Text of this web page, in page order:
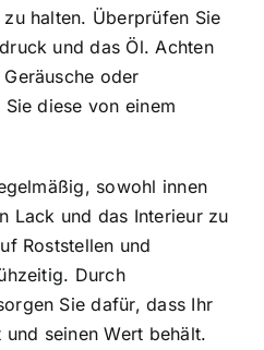
halten. Überprüfen Sie
und das Öl. Achten
oder
diese von einem
sowohl innen
Lack und das Interieur zu
Roststellen und
Durch
Sie dafür, dass Ihr
seinen Wert behält.